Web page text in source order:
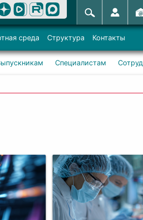
среда Структура Контакты
Специалистам